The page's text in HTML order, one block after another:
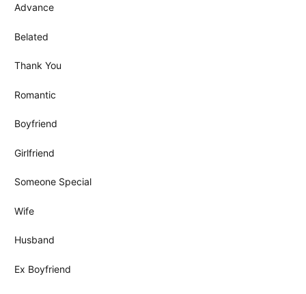
Advance
Belated
Thank You
Romantic
Boyfriend
Girlfriend
Someone Special
Wife
Husband
Ex Boyfriend